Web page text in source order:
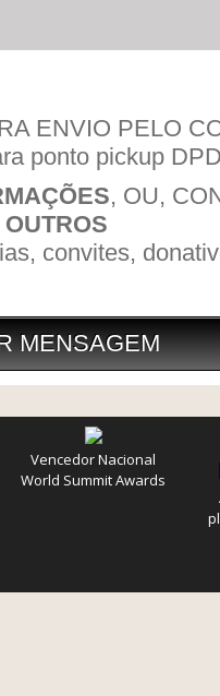
Vencedor Nacional
World Summit Awards